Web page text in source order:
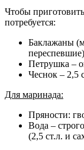
Чтобы
потребуется:
Баклажаны
Петрушка –
Чеснок – 2,5
Для маринада:
Пряности:
Вода –
(2,5 ст.л. и